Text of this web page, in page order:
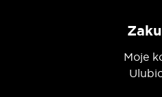
Moje